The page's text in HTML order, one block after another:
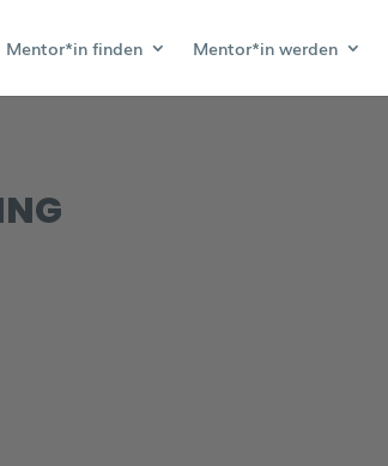
Mentor*in finden Mentor*in werden